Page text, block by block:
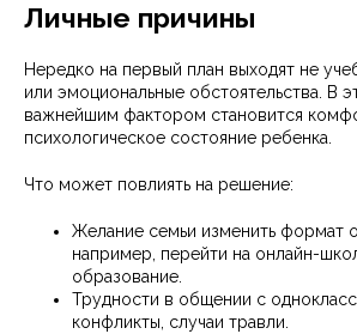
Личные причины
Нередко на первый план выходят не
или эмоциональные обстоятельства. В
важнейшим фактором становится
психологическое состояние ребенка.
Что может повлиять на решение:
Желание семьи изменить формат
например, перейти на онлайн-
образование.
Трудности в общении с
конфликты, случаи травли.